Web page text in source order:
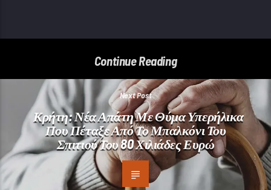
Continue Reading
Next Post
Κρήτη: Νέα Απάτη Με Θύμα Υπερήλικα
Που Πέταξε Από Το Μπαλκόνι Του
Σπιτιού Του 80 Χιλιάδες Ευρώ